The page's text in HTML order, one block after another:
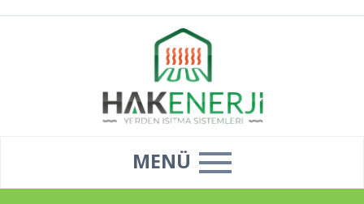
MENÜ